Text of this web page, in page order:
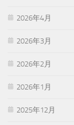
2026年4月
2026年3月
2026年2月
2026年1月
2025年12月